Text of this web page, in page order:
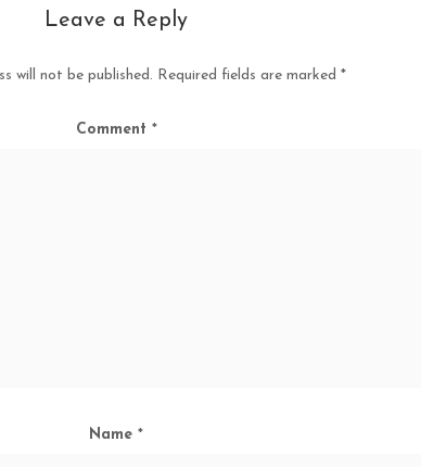
Leave a Reply
will not be published. Required fields are marked *
Comment *
Name *